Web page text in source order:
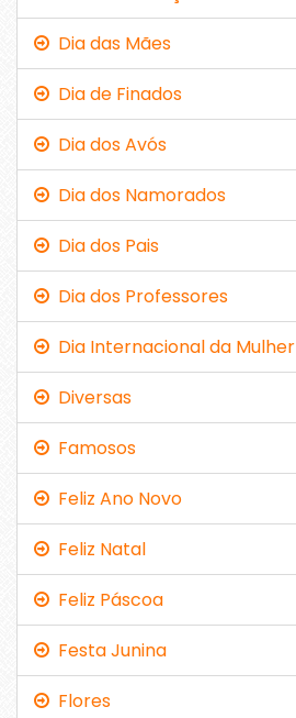
Dia das Mães
Dia de Finados
Dia dos Avós
Dia dos Namorados
Dia dos Pais
Dia dos Professores
Dia Internacional da Mulher
Diversas
Famosos
Feliz Ano Novo
Feliz Natal
Feliz Páscoa
Festa Junina
Flores